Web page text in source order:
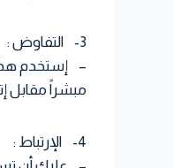
3- التفاوض :
– إستخدم هذا
مبشراً مقابل
4- الإرتباط :